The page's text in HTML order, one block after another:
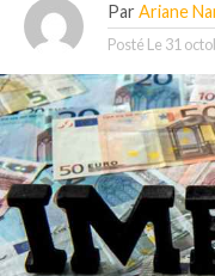
Par Ariane
Posté Le 31